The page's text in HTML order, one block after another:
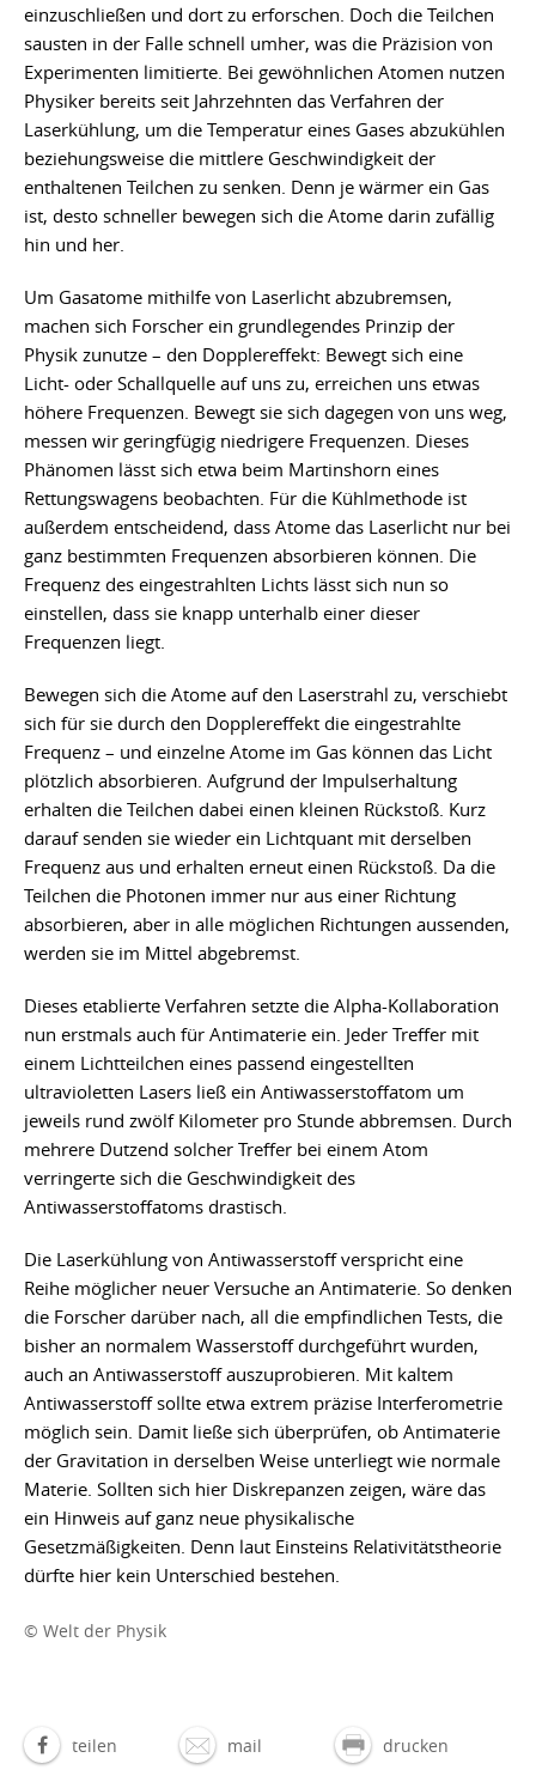
einzuschließen und dort zu erforschen. Doch die Teilchen
sausten in der Falle schnell umher, was die Präzision von
Experimenten limitierte. Bei gewöhnlichen Atomen nutzen
Physiker bereits seit Jahrzehnten das Verfahren der
Laserkühlung, um die Temperatur eines Gases abzukühlen
beziehungsweise die mittlere Geschwindigkeit der
enthaltenen Teilchen zu senken. Denn je wärmer ein Gas
ist, desto schneller bewegen sich die Atome darin zufällig
hin und her.
Um Gasatome mithilfe von Laserlicht abzubremsen,
machen sich Forscher ein grundlegendes Prinzip der
Physik zunutze – den Dopplereffekt: Bewegt sich eine
Licht- oder Schallquelle auf uns zu, erreichen uns etwas
höhere Frequenzen. Bewegt sie sich dagegen von uns weg,
messen wir geringfügig niedrigere Frequenzen. Dieses
Phänomen lässt sich etwa beim Martinshorn eines
Rettungswagens beobachten. Für die Kühlmethode ist
außerdem entscheidend, dass Atome das Laserlicht nur bei
ganz bestimmten Frequenzen absorbieren können. Die
Frequenz des eingestrahlten Lichts lässt sich nun so
einstellen, dass sie knapp unterhalb einer dieser
Frequenzen liegt.
Bewegen sich die Atome auf den Laserstrahl zu, verschiebt
sich für sie durch den Dopplereffekt die eingestrahlte
Frequenz – und einzelne Atome im Gas können das Licht
plötzlich absorbieren. Aufgrund der Impulserhaltung
erhalten die Teilchen dabei einen kleinen Rückstoß. Kurz
darauf senden sie wieder ein Lichtquant mit derselben
Frequenz aus und erhalten erneut einen Rückstoß. Da die
Teilchen die Photonen immer nur aus einer Richtung
absorbieren, aber in alle möglichen Richtungen aussenden,
werden sie im Mittel abgebremst.
Dieses etablierte Verfahren setzte die Alpha-Kollaboration
nun erstmals auch für Antimaterie ein. Jeder Treffer mit
einem Lichtteilchen eines passend eingestellten
ultravioletten Lasers ließ ein Antiwasserstoffatom um
jeweils rund zwölf Kilometer pro Stunde abbremsen. Durch
mehrere Dutzend solcher Treffer bei einem Atom
verringerte sich die Geschwindigkeit des
Antiwasserstoffatoms drastisch.
Die Laserkühlung von Antiwasserstoff verspricht eine
Reihe möglicher neuer Versuche an Antimaterie. So denken
die Forscher darüber nach, all die empfindlichen Tests, die
bisher an normalem Wasserstoff durchgeführt wurden,
auch an Antiwasserstoff auszuprobieren. Mit kaltem
Antiwasserstoff sollte etwa extrem präzise Interferometrie
möglich sein. Damit ließe sich überprüfen, ob Antimaterie
der Gravitation in derselben Weise unterliegt wie normale
Materie. Sollten sich hier Diskrepanzen zeigen, wäre das
ein Hinweis auf ganz neue physikalische
Gesetzmäßigkeiten. Denn laut Einsteins Relativitätstheorie
dürfte hier kein Unterschied bestehen.
© Welt der Physik
teilen mail drucken